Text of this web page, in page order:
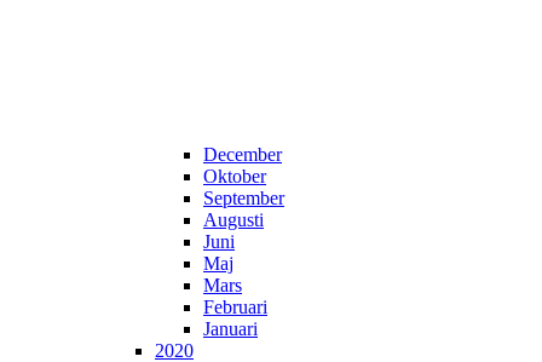
December
Oktober
September
Augusti
Juni
Maj
Mars
Februari
Januari
2020